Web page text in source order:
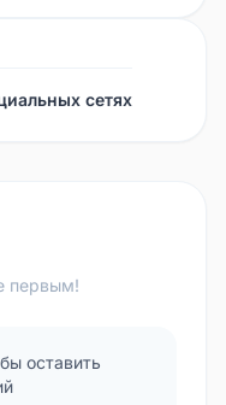
сетях
первым!
оставить